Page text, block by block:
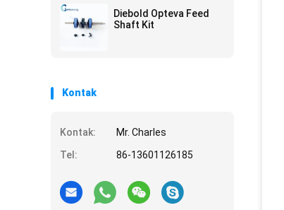
Diebold Opteva Feed
Shaft Kit
Kontak
Kontak:
Mr. Charles
Tel:
86-13601126185